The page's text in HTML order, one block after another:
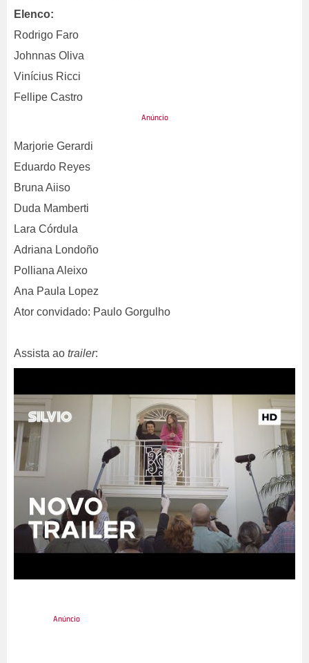
Elenco:
Rodrigo Faro
Johnnas Oliva
Vinícius Ricci
Fellipe Castro
Marjorie Gerardi
Eduardo Reyes
Bruna Aiiso
Duda Mamberti
Lara Córdula
Adriana Londoño
Polliana Aleixo
Ana Paula Lopez
Ator convidado: Paulo Gorgulho
Assista ao trailer: